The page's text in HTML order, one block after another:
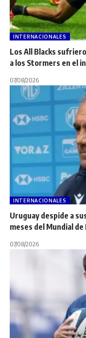
INTERNACIONALES
Los All Blacks
a los Stormers en el
07/08/2026
INTERNACIONALES
Uruguay despide a
meses del Mundial de
07/08/2026